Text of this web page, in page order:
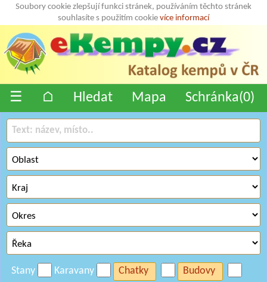
Soubory cookie zlepšují funkci stránek, používáním těchto stránek
souhlasíte s použitím cookie více informací
☰ ⌂ Hledat Mapa Schránka(0)
Stany Karavany Chatky
Budovy